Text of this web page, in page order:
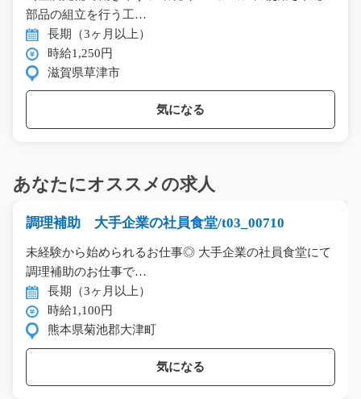
部品の組立を行う工…
長期（3ヶ月以上）
時給1,250円
滋賀県草津市
気になる
あなたにオススメの求人
調理補助 大手企業の社員食堂/t03_00710
未経験から始められるお仕事◎ 大手企業の社員食堂にて
調理補助のお仕事で…
長期（3ヶ月以上）
時給1,100円
熊本県菊池郡大津町
気になる